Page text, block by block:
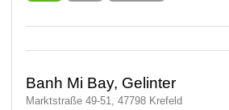
Banh Mi Bay, Gelinter
Marktstraße 49-51, 47798 Krefeld